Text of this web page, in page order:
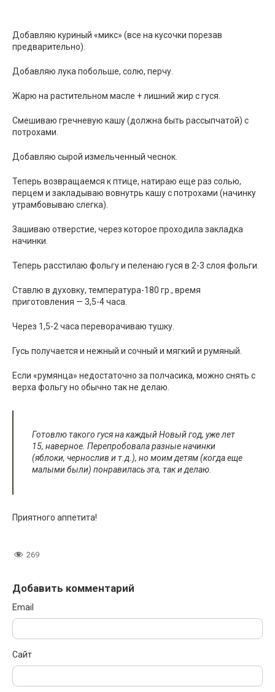
Добавляю куриный «микс» (все на кусочки порезав
предварительно).
Добавляю лука побольше, солю, перчу.
Жарю на растительном масле + лишний жир с гуся.
Смешиваю гречневую кашу (должна быть рассыпчатой) с
потрохами.
Добавляю сырой измельченный чеснок.
Теперь возвращаемся к птице, натираю еще раз солью,
перцем и закладываю вовнутрь кашу с потрохами (начинку
утрамбовываю слегка).
Зашиваю отверстие, через которое проходила закладка
начинки.
Теперь расстилаю фольгу и пеленаю гуся в 2-3 слоя фольги.
Ставлю в духовку, температура-180 гр., время
приготовления — 3,5-4 часа.
Через 1,5-2 часа переворачиваю тушку.
Гусь получается и нежный и сочный и мягкий и румяный.
Если «румянца» недостаточно за полчасика, можно снять с
верха фольгу но обычно так не делаю.
Готовлю такого гуся на каждый Новый год, уже лет
15, наверное. Перепробовала разные начинки
(яблоки, чернослив и т.д.), но моим детям (когда еще
малыми были) понравилась эта, так и делаю.
Приятного аппетита!
269
Добавить комментарий
Email
Сайт